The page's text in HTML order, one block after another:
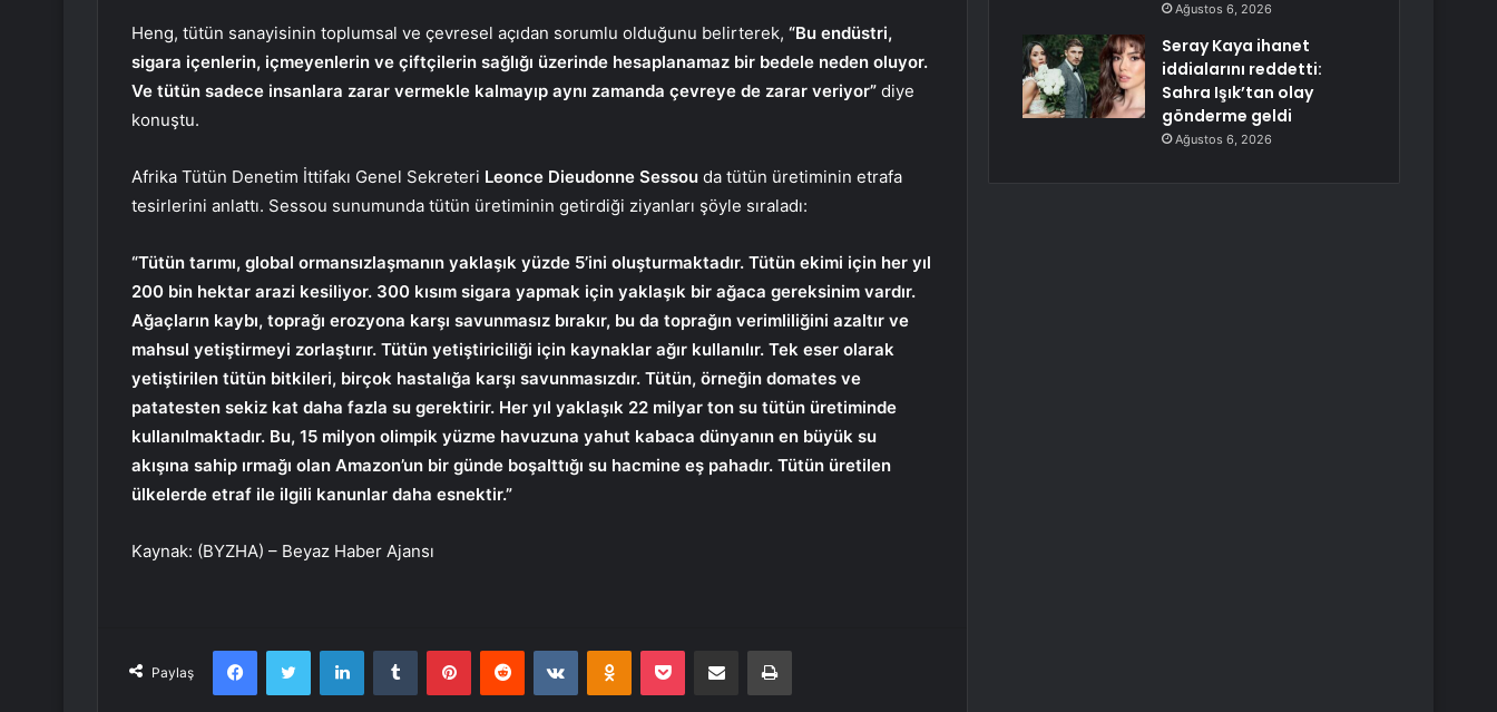
Heng, tütün sanayisinin toplumsal ve çevresel açıdan sorumlu olduğunu belirterek, “Bu endüstri,
sigara içenlerin, içmeyenlerin ve çiftçilerin sağlığı üzerinde hesaplanamaz bir bedele neden oluyor.
Ve tütün sadece insanlara zarar vermekle kalmayıp aynı zamanda çevreye de zarar veriyor” diye
konuştu.
Afrika Tütün Denetim İttifakı Genel Sekreteri Leonce Dieudonne Sessou da tütün üretiminin etrafa
tesirlerini anlattı. Sessou sunumunda tütün üretiminin getirdiği ziyanları şöyle sıraladı:
“Tütün tarımı, global ormansızlaşmanın yaklaşık yüzde 5’ini oluşturmaktadır. Tütün ekimi için her yıl
200 bin hektar arazi kesiliyor. 300 kısım sigara yapmak için yaklaşık bir ağaca gereksinim vardır.
Ağaçların kaybı, toprağı erozyona karşı savunmasız bırakır, bu da toprağın verimliliğini azaltır ve
mahsul yetiştirmeyi zorlaştırır. Tütün yetiştiriciliği için kaynaklar ağır kullanılır. Tek eser olarak
yetiştirilen tütün bitkileri, birçok hastalığa karşı savunmasızdır. Tütün, örneğin domates ve
patatesten sekiz kat daha fazla su gerektirir. Her yıl yaklaşık 22 milyar ton su tütün üretiminde
kullanılmaktadır. Bu, 15 milyon olimpik yüzme havuzuna yahut kabaca dünyanın en büyük su
akışına sahip ırmağı olan Amazon’un bir günde boşalttığı su hacmine eş pahadır. Tütün üretilen
ülkelerde etraf ile ilgili kanunlar daha esnektir.”
Kaynak: (BYZHA) – Beyaz Haber Ajansı
Paylaş
FacebookTwitter LinkedInTumblr PinterestReddit VKontakteOdnoklassniki
Pocket E-Posta ile paylaş Yazdır
Ağustos 6, 2026
Seray Kaya ihanet
iddialarını reddetti:
Sahra Işık’tan olay
gönderme geldi
Ağustos 6, 2026